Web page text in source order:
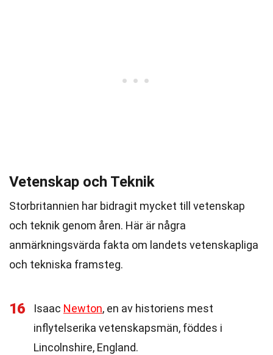
Vetenskap och Teknik
Storbritannien har bidragit mycket till vetenskap
och teknik genom åren. Här är några
anmärkningsvärda fakta om landets vetenskapliga
och tekniska framsteg.
16 Isaac Newton, en av historiens mest
inflytelserika vetenskapsmän, föddes i
Lincolnshire, England.